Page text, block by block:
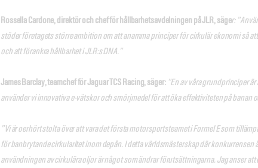
Rossella Cardone, direktör och chef för hållbarhetsavdelningen på JLR, säger:
stöder företagets större ambition om att anamma principer för cirkulär ekonomi så
och att förankra hållbarhet i JLR:s DNA.”
James Barclay, teamchef för Jaguar TCS Racing, säger:”En av våra grundprinciper
använder vi innovativa e-vätskor och smörjmedel för att öka effektiviteten på
”Vi är oerhört stolta över att vara det första motorsportsteamet i Formel E som
för banbrytande cirkularitet inom depån. I detta världsmästerskap där
användningen av cirkulära oljor är något som ändrar förutsättningarna. Jag anser